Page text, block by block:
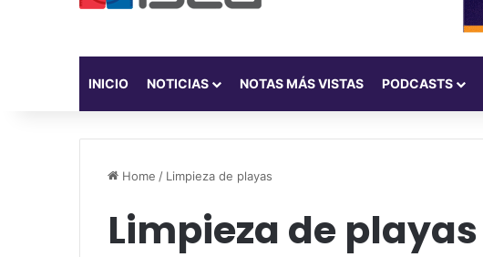
INICIO NOTICIAS NOTAS MÁS VISTAS PODCASTS
Home / Limpieza de playas
Limpieza de playas